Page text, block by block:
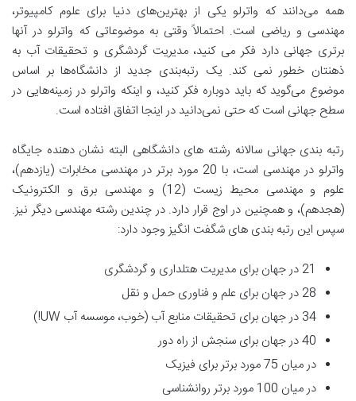
همه می‌دانند که واترلو یکی از بهترین‌های دنیا برای علوم کامپیوتر،
مهندسی و ریاضی است. احتمالاً وقتی به موضوعاتی که واترلو در آنها
برتری جهانی دارد فکر می کنید، مدیریت گردشگری و تحقیقات آب به
ذهنتان خطور نمی کند. یک رتبه‌بندی جدید از دانشگاه‌ها بر اساس
موضوع می‌گوید که باید دوباره فکر کنید، و اینکه واترلو در زمینه‌هایی در
سطح جهانی است که حتی نمی‌دانید در اینجا اتفاق افتاده است.
رتبه بندی جهانی سالانه رشته های دانشگاهی البته نشان دهنده جایگاه
واترلو در مهندسی است، با 20 مورد برتر در مهندسی مخابرات (یازدهم)،
علوم و مهندسی محیط زیست (12) و مهندسی برق و الکترونیک
(هجدهم)، و همچنین در اوج قرار دارد. در چندین رشته مهندسی دیگر نیز.
سپس این رتبه بندی های شگفت انگیز وجود دارد:
21 در جهان برای مدیریت هتلداری و گردشگری
28 در جهان برای علم و فناوری حمل و نقل
34 در جهان برای تحقیقات منابع آب (خوب، موسسه آب UW!)
40 در جهان برای سنجش از راه دور
در میان 75 مورد برتر برای فیزیک
در میان 100 مورد برتر روانشناسی